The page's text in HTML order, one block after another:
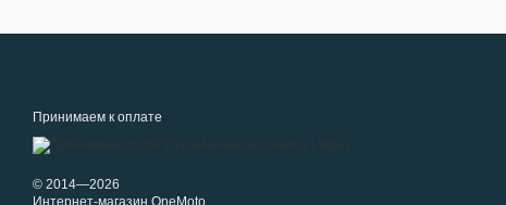
Принимаем к оплате
© 2014—2026
Интернет-магазин OneMoto